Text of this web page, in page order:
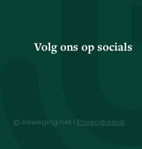
Volg ons op socials
© beweging.net I Privacybeleid